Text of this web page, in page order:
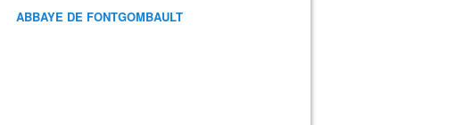
ABBAYE DE FONTGOMBAULT